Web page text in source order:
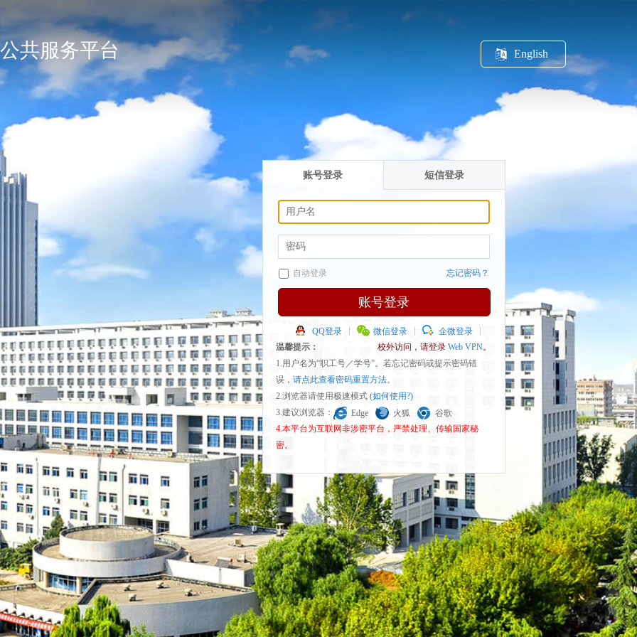
共服务平台 English
账号登录 短信登录
自动登录 忘记密码？
账号登录
QQ登录 微信登录
企微登录
温馨提示：
校外访问，请登录 Web VPN。
1.用户名为“职工号／学号”。若忘记密码或提示密码错
误， 请点此查看密码重置方法。
2.浏览器请使用极速模式 (如何使用?)
3.建议浏览器：
Edge 火狐
谷歌
4.本平台为互联网非涉密平台，严禁处理、传输国家秘
密。